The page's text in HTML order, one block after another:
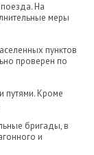
На
меры
пунктов
проверен по
путями. Кроме
бригады, в
и